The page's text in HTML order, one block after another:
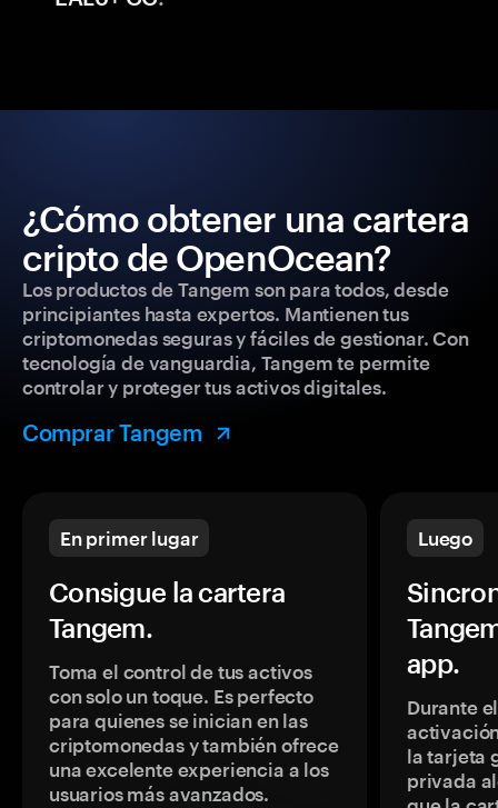
¿Cómo obtener una cartera
cripto de OpenOcean?
Los productos de Tangem son para todos, desde
principiantes hasta expertos. Mantienen tus
criptomonedas seguras y fáciles de gestionar. Con
tecnología de vanguardia, Tangem te permite
controlar y proteger tus activos digitales.
Comprar Tangem
En primer lugar
Consigue la cartera
Tangem.
Toma el control de tus activos
con solo un toque. Es perfecto
para quienes se inician en las
criptomonedas y también ofrece
una excelente experiencia a los
usuarios más avanzados.
Luego
app.
Durante
la tarjeta
privada